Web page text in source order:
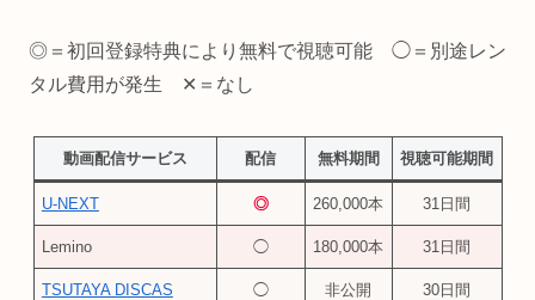
◎＝初回登録特典により無料で視聴可能 ◯＝別途レン
タル費用が発生 ✕＝なし
動画配信サービス 配信 無料期間 視聴可能期間
U-NEXT ◎ 260,000本 31日間
Lemino ◯ 180,000本 31日間
TSUTAYA DISCAS ◯ 非公開 30日間